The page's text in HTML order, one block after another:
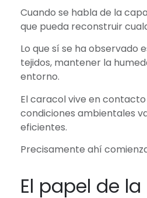
Cuando se habla de la
que pueda reconstruir
Lo que sí se ha observado
tejidos, mantener la
entorno.
El caracol vive en
condiciones ambientales
eficientes.
Precisamente ahí
El papel de